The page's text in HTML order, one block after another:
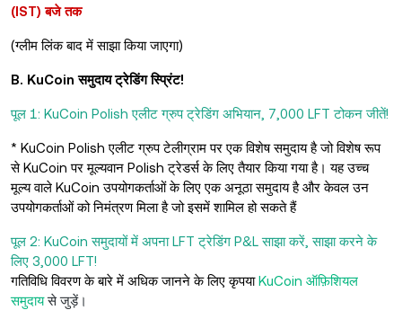
(IST) बजे तक
(ग्लीम लिंक बाद में साझा किया जाएगा)
B. KuCoin समुदाय ट्रेडिंग स्प्रिंट!
पूल 1: KuCoin Polish एलीट ग्रुप ट्रेडिंग अभियान, 7,000 LFT टोकन जीतें!
* KuCoin Polish एलीट ग्रुप टेलीग्राम पर एक विशेष समुदाय है जो विशेष रूप
से KuCoin पर मूल्यवान Polish ट्रेडर्स के लिए तैयार किया गया है। यह उच्च
मूल्य वाले KuCoin उपयोगकर्ताओं के लिए एक अनूठा समुदाय है और केवल उन
उपयोगकर्ताओं को निमंत्रण मिला है जो इसमें शामिल हो सकते हैं
पूल 2: KuCoin समुदायों में अपना LFT ट्रेडिंग P&L साझा करें, साझा करने के
लिए 3,000 LFT!
गतिविधि विवरणके बारे में अधिक जानने के लिए कृपयाKuCoin ऑफ़िशियल
समुदायसे जुड़ें।